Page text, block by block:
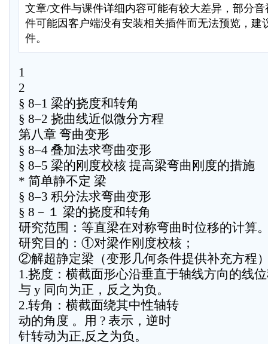
文章/文件与课件详细内容可能有较大差异，部分
件可能因客户端没有安装相关插件而无法预览，建
件。
1
2
§ 8–1 梁的挠度和转角
§ 8–2 挠曲线近似微分方程
第八章 弯曲变形
§ 8–4 叠加法求弯曲变形
§ 8–5 梁的刚度校核 提高梁弯曲刚度的措施
* 简单静不定 梁
§ 8–3 积分法求弯曲变形
§ 8－１ 梁的挠度和转角
研究范围：等直梁在对称弯曲时位移的计算
研究目的：①对梁作刚度校核；
②解超静定梁（变形几何条件提供补充方程
1.挠度：横截面形心沿垂直于轴线方向的线
与 y 同向为正，反之为负。
2.转角：横截面绕其中性轴转
动的角度 。用 ? 表示，逆时
针转动为正,反之为负。